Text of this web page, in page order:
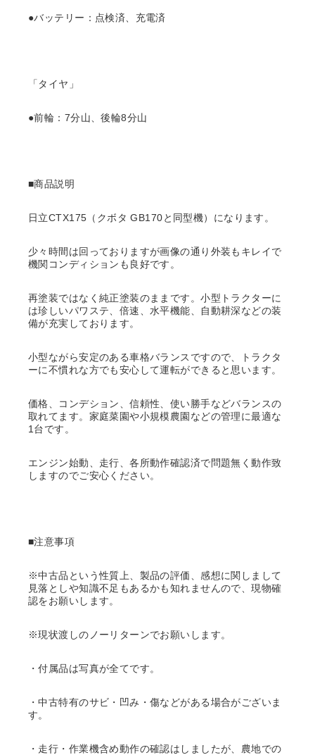
●バッテリー：点検済、充電済
「タイヤ」
●前輪：7分山、後輪8分山
■商品説明
日立CTX175（クボタ GB170と同型機）になります。
少々時間は回っておりますが画像の通り外装もキレイで
機関コンディションも良好です。
再塗装ではなく純正塗装のままです。小型トラクターに
は珍しいパワステ、倍速、水平機能、自動耕深などの装
備が充実しております。
小型ながら安定のある車格バランスですので、トラクタ
ーに不慣れな方でも安心して運転ができると思います。
価格、コンデション、信頼性、使い勝手などバランスの
取れてます。家庭菜園や小規模農園などの管理に最適な
1台です。
エンジン始動、走行、各所動作確認済で問題無く動作致
しますのでご安心ください。
■注意事項
※中古品という性質上、製品の評価、感想に関しまして
見落としや知識不足もあるかも知れませんので、現物確
認をお願いします。
※現状渡しのノーリターンでお願いします。
・付属品は写真が全てです。
・中古特有のサビ・凹み・傷などがある場合がございま
す。
・走行・作業機含め動作の確認はしましたが、農地での